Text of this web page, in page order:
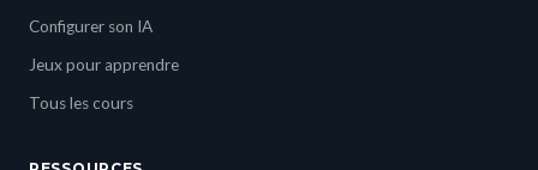
Configurer son IA
Jeux pour apprendre
Tous les cours